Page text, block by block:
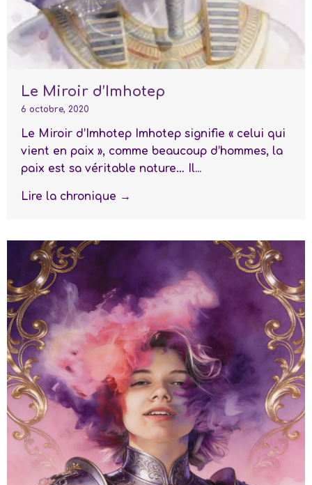
Le Miroir d’Imhotep
6 octobre, 2020
Le Miroir d’Imhotep Imhotep signifie « celui qui
vient en paix », comme beaucoup d’hommes, la
paix est sa véritable nature… Il...
Lire la chronique →